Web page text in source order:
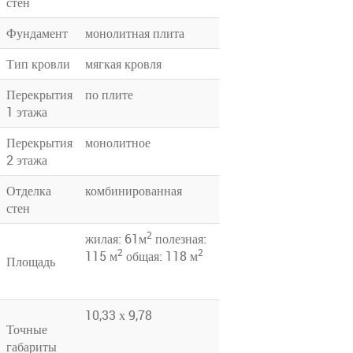
Фундамент
монолитная плита
Тип кровли
мягкая кровля
Перекрытия
1 этажа
по плите
Перекрытия
2 этажа
монолитное
Отделка
стен
комбинированная
Площадь
жилая: 61м2 полезная:
115 м2 общая: 118 м2
Точные
габариты
10,33 х 9,78